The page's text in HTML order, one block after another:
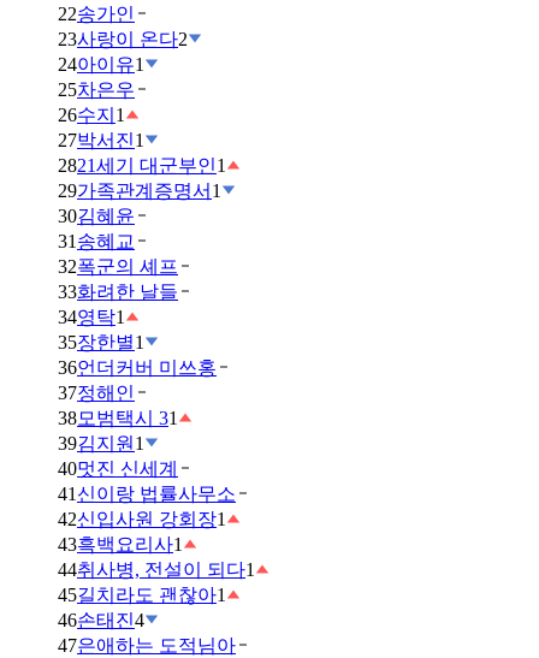
22송가인
23사랑이 온다2
24아이유1
25차은우
26수지 1
27박서진1
2821세기 대군부인1
29가족관계증명서 1
30김혜윤
31 송혜교
32폭군의 셰프
33화려한 날들
34영탁1
35장한별1
36언더커버 미쓰홍
37정해인
38모범택시 31
39김지원 1
40멋진 신세계
41 신이랑 법률사무소
42신입사원 강회장1
43흑백요리사1
44취사병, 전설이 되다1
45길치라도 괜찮아1
46손태진4
47은애하는 도적님아